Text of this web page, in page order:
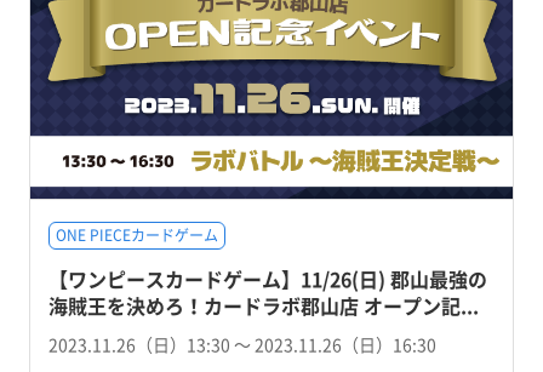
ONE PIECEカードゲーム
【ワンピースカードゲーム】11/26(日) 郡山最強の
海賊王を決めろ！カードラボ郡山店 オープン記...
2023.11.26（日）13:30 〜 2023.11.26（日）16:30